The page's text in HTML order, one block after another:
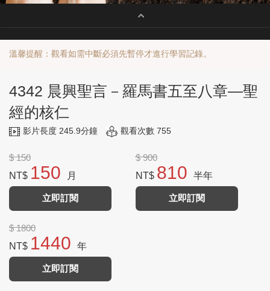
溫馨提醒：觀看如需中斷必須先暫停才進行學習記錄。
4342 晨興聖言－羅馬書五至八章—聖
經的核仁
影片長度 245.9分鐘 觀看次數 755
$ 150
NT$ 150 月
立即訂閱
$ 900
NT$ 810 半年
立即訂閱
$ 1800
NT$ 1440 年
立即訂閱